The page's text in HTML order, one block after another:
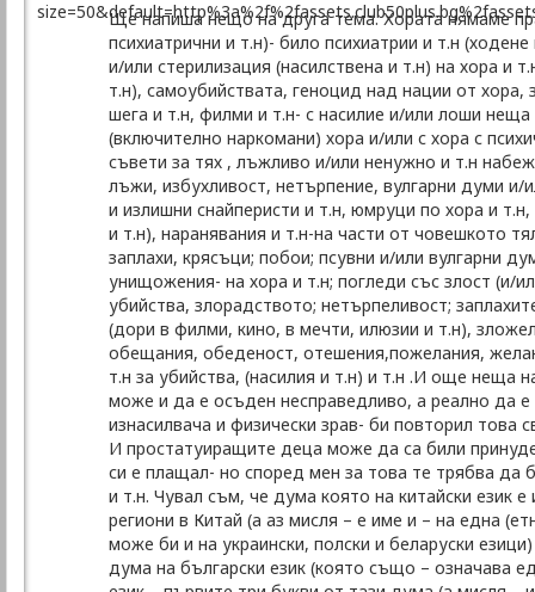
Ще напиша нещо на друга тема. Хората нямаме
психиатрични и т.н)- било психиатрии и т.н
и/или стерилизация (насилствена и т.н) на хора
т.н), самоубийствата, геноцид над нации от
шега и т.н, филми и т.н- с насилие и/или лоши неща
(включително наркомани) хора и/или с хора с
съвети за тях , лъжливо и/или ненужно и т.н
лъжи, избухливост, нетърпение, вулгарни думи
и излишни снайперисти и т.н, юмруци по хора и
и т.н), наранявания и т.н-на части от човешкото
заплахи, крясъци; побои; псувни и/или вулгарни
унищожения- на хора и т.н; погледи със злост (и/
убийства, злорадството; нетърпеливост;
(дори в филми, кино, в мечти, илюзии и т.н),
обещания, обеденост, отешения,пожелания,
т.н за убийства, (насилия и т.н) и т.н .И още неща
може и да е осъден несправедливо, а реално да
изнасилвача и физически зрав- би повторил това
И простатуиращите деца може да са били
си е плащал- но според мен за това те трябва да
и т.н. Чувал съм, че дума която на китайски
региони в Китай (а аз мисля – е име и – на една
може би и на украински, полски и беларуски
дума на български език (която също – означава